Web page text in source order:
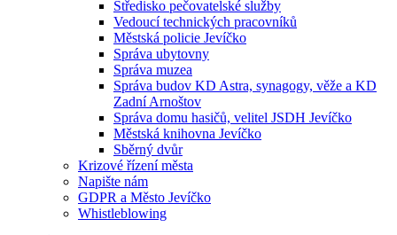
Středisko pečovatelské služby
Vedoucí technických pracovníků
Městská policie Jevíčko
Správa ubytovny
Správa muzea
Správa budov KD Astra, synagogy, věže a KD
Zadní Arnoštov
Správa domu hasičů, velitel JSDH Jevíčko
Městská knihovna Jevíčko
Sběrný dvůr
Krizové řízení města
Napište nám
GDPR a Město Jevíčko
Whistleblowing